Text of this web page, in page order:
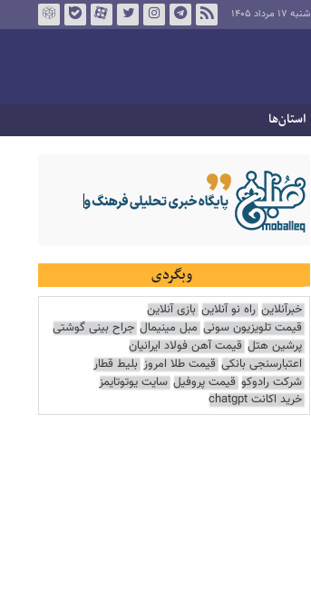
شنبه ۱۷ مرداد ۱۴۰۵
استان‌ها
وبگردی
خبرآنلاین راه نو آنلاین بازی آنلاین
قیمت تلویزیون سونی مبل مینیمال جراح بینی گوشتی
پرشین هتل قیمت آهن فولاد ایرانیان
اعتبارسنجی بانکی قیمت طلا امروز بلیط قطار
شرکت رادوکو قیمت پروفیل سایت یوتوتایمز
خرید اکانت chatgpt